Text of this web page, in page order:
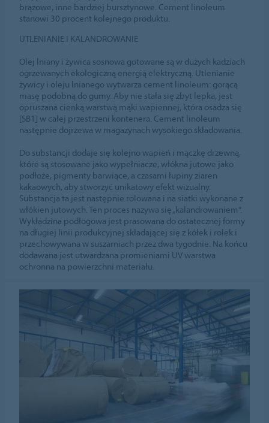
brązowe, inne bardziej bursztynowe. Cement linoleum
stanowi 30 procent kolejnego produktu.
UTLENIANIE I KALANDROWANIE
Olej lniany i żywica sosnowa gotowane są w dużych kadziach
ogrzewanych ekologiczną energią elektryczną. Utlenianie
żywicy i oleju lnianego wytwarza cement linoleum: gorącą
masę podobną do gumy. Aby nie stała się zbyt lepka, jest
opruszana cienką warstwą mąki wapiennej, która osadza się
[SB1] w całej przestrzeni kontenera. Cement linoleum
następnie dojrzewa w magazynach wysokiego składowania.
Do substancji dodaje się kolejno wapień i mączkę drzewną,
które są stosowane jako wypełniacze, włókna jutowe jako
podłoże, pigmenty barwiące, a czasami łupiny ziaren
kakaowych, aby stworzyć unikatowy efekt wizualny.
Substancja ta jest następnie rolowana i na siatki wykonane z
włókien jutowych. Ten proces nazywa się „kalandrowaniem”.
Wykładzina podłogowa jest prasowana do ostatecznej formy
na długiej linii produkcyjnej składającej się z kółek i rolek i
przechowywana w suszarniach przez dwa tygodnie. Na końcu
dodawana jest utwardzana promieniami UV warstwa
ochronna na powierzchni materiału.